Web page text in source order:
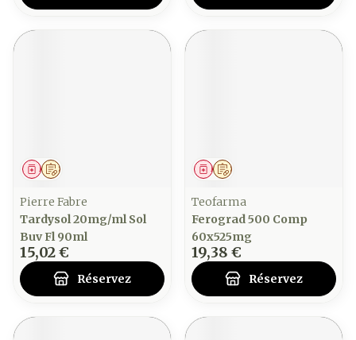
Sur prescription
Médicament
Pierre Fabre
Tardysol 20mg/ml Sol
Buv Fl 90ml
15,02 €
Réservez
Sur prescription
Médicament
Teofarma
Ferograd 500 Comp
60x525mg
19,38 €
Réservez